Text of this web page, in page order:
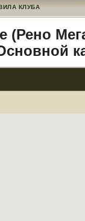
КЛУБА
(Рено